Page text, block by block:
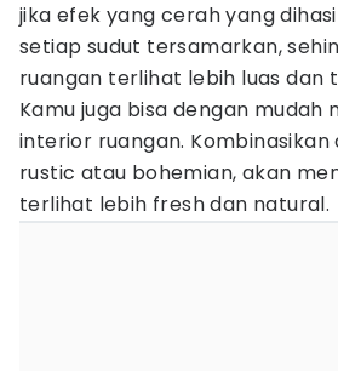
jika efek yang cerah yang
setiap sudut tersamarkan,
ruangan terlihat lebih luas dan
Kamu juga bisa dengan mudah
interior ruangan.
rustic atau bohemian, akan
terlihat lebih fresh dan natural.